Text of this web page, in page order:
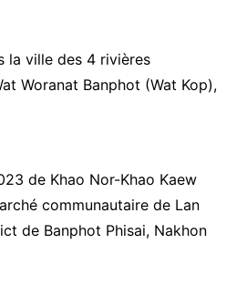
la ville des 4 rivières
Woranat Banphot (Wat Kop),
de Khao Nor-Khao Kaew
communautaire de Lan
de Banphot Phisai, Nakhon